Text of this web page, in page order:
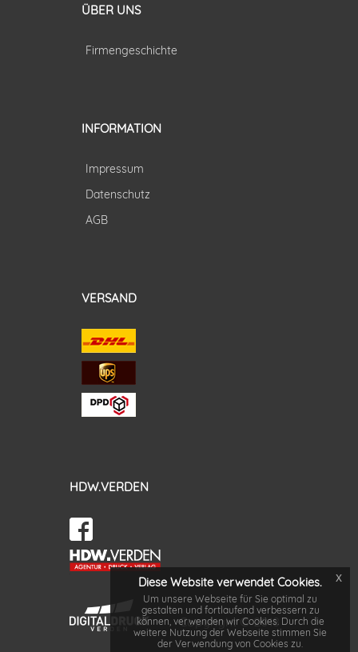
ÜBER UNS
Firmengeschichte
INFORMATION
Impressum
Datenschutz
AGB
VERSAND
HDW.VERDEN
Copyright © 2018
Diese Website verwendet Cookies.
Um unsere Webseite für Sie optimal zu
gestalten und fortlaufend verbessern zu
können, verwenden wir Cookies. Durch die
weitere Nutzung der Webseite stimmen Sie
der Verwendung von Cookies zu.
x